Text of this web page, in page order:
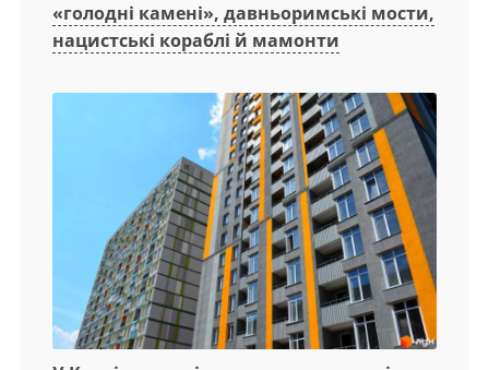
«голодні камені», давньоримські мости,
нацистські кораблі й мамонти